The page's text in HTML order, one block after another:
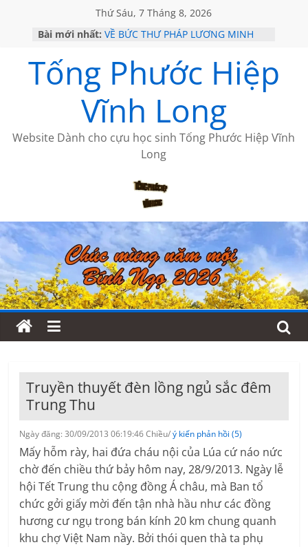
Thứ Sáu, 7 Tháng 8, 2026
Bài mới nhất: VỀ BỨC THƯ PHÁP LƯƠNG MINH
HỌC SỬ HỒI XƯA
MỘT ĐỜI ĐI QUA NHỮNG TRANG
SÁCH
BẤT CHỢT CỦA CHÂU LỆ DUNG
CÀ PHÊ NGẮM NÚI
Tống Phước Hiệp
Vĩnh Long
Website Dành cho cựu học sinh Tống Phước Hiệp Vĩnh
Long
Truyền thuyết đèn lồng ngủ sắc đêm
Trung Thu
Ngày đăng: 30/09/2013 06:19:46 Chiều/ý kiến phản hồi (5)
Mấy hỗm rày, hai đứa cháu nội của Lúa cứ náo nức
chờ đến chiều thứ bảy hôm nay, 28/9/2013. Ngày lễ
hội Tết Trung thu cộng đồng Á châu, mà Ban tổ
chức gởi giấy mời đến tận nhà hầu như các đồng
hương cư ngụ trong bán kính 20 km chung quanh
khu chợ Việt Nam nầy. Bởi thói quen thà ta phụ